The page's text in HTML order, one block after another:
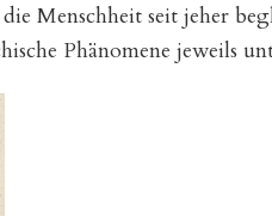
Menschheit seit jeher
Phänomene jeweils